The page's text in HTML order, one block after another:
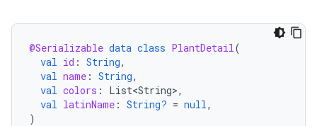
@Serializable data class PlantDetail (
val id : String,
val name : String,
val colors : List<String>,
val latinName : String? = null ,
)